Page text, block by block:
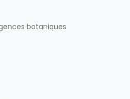
botaniques